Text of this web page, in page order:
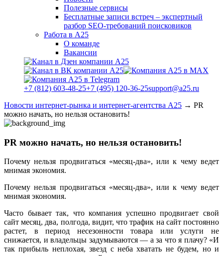
Полезные сервисы
Бесплатные записи встреч – экспертный
разбор SEO-требований поисковиков
Работа в А25
О команде
Вакансии
+7 (812) 603-48-25+7 (495) 120-36-25support@a25.ru
Новости интернет-рынка и интернет-агентства А25 → PR
можно начать, но нельзя остановить!
PR можно начать, но нельзя остановить!
Почему нельзя продвигаться «месяц-два», или к чему ведет
мнимая экономия.
Почему нельзя продвигаться «месяц-два», или к чему ведет
мнимая экономия.
Часто бывает так, что компания успешно продвигает свой
сайт месяц, два, полгода, видит, что трафик на сайт постоянно
растет, в период несезонности товара или услуги не
снижается, и владельцы задумываются — а за что я плачу? «И
так прибыль неплохая, звезд с неба хватать не будем, но и